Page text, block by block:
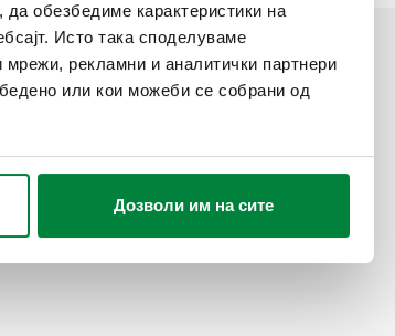
обезбедиме карактеристики на
Исто така споделуваме
рекламни и аналитички партнери
или кои можеби се собрани од
Дозволи им на сите